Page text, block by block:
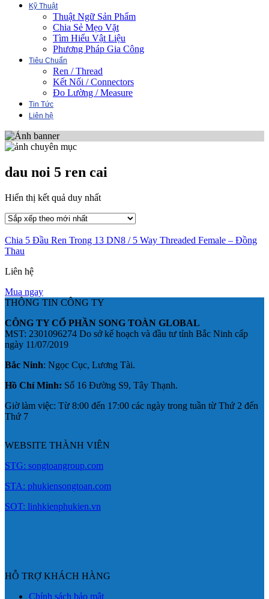
Kỹ Thuật
Thuật Ngữ Sản Phẩm
Chia Sẻ Mẹo Vặt
Tìm Hiểu Vật Liệu
Phương Pháp Gia Công
Tiêu Chuẩn
Ren / Thread
Kết Nối / Connectors
Đo Lường / Measure
Tin Tức
Liên hệ
dau noi 5 ren cai
Hiển thị kết quả duy nhất
Chia 5 Đầu Ren Trong 13 DN8 / 5 Way Threaded Female – Đồng
Thau
Liên hệ
Mua ngay
THÔNG TIN CÔNG TY
CÔNG TY CỔ PHẦN SONG TOÀN GLOBAL
MST: 2301096274 Do sở kế hoạch và đầu tư tỉnh Bắc Ninh cấp
ngày 11/07/2019
Bắc Ninh: Ngọc Cục, Lương Tài.
Hồ Chí Minh: Số 16 Đường S9, Tây Thạnh.
Giờ làm việc: Từ 8:00 đến 17:00 các ngày trong tuần từ Thứ 2 đến
Thứ 7
WEBSITE THÀNH VIÊN
STG: songtoangroup.com
STA: phukiensongtoan.com
SOT: linhkienphukien.vn
HỖ TRỢ KHÁCH HÀNG
Chính sách bảo mật